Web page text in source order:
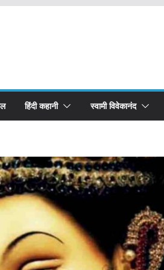
हिंदी कहानी स्वामी विवेकानंद